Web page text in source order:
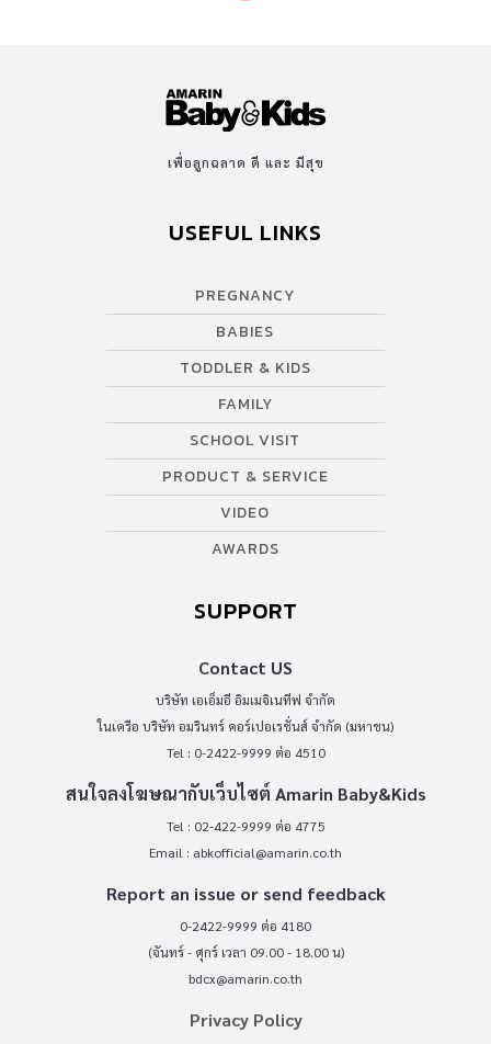
เพื่อลูกฉลาด ดี และ มีสุข
USEFUL LINKS
PREGNANCY
BABIES
TODDLER & KIDS
FAMILY
SCHOOL VISIT
PRODUCT & SERVICE
VIDEO
AWARDS
SUPPORT
Contact US
บริษัท เอเอ็มอี อิมเมจิเนทีฟ จำกัด
ในเครือ บริษัท อมรินทร์ คอร์เปอเรชั่นส์ จำกัด (มหาชน)
Tel : 0-2422-9999 ต่อ 4510
สนใจลงโฆษณากับเว็บไซต์ Amarin Baby&Kids
Tel : 02-422-9999 ต่อ 4775
Email : abkofficial@amarin.co.th
Report an issue or send feedback
0-2422-9999 ต่อ 4180
(จันทร์ - ศุกร์ เวลา 09.00 - 18.00 น)
bdcx@amarin.co.th
Privacy Policy